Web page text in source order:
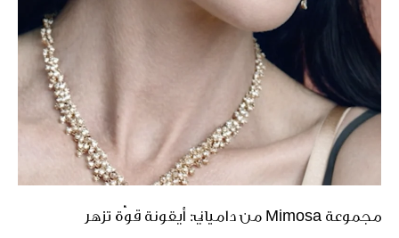
مجموعة Mimosa من دامياني: أيقونة قوّة تزهر